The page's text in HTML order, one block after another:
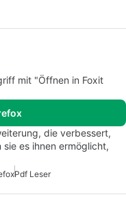
mit "Öffnen in Foxit
die verbessert,
es ihnen ermöglicht,
Pdf Leser